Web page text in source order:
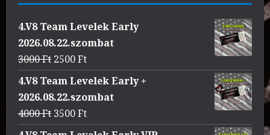
4.V8 Team Levelek Early
2026.08.22.szombat
3000Ft Original
price
was:
3000 Ft.
2500FtCurrent
price
4.V8 Team Levelek Early +
2026.08.22.szombat
4000Ft Original
price
3500FtCurrent
price